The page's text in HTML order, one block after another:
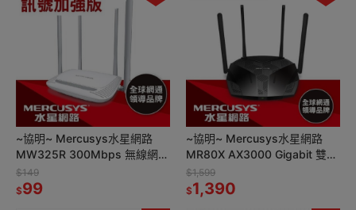
~協明~ Mercusys水星網路
MW325R 300Mbps 無線網路
wifi分享路由器
$149
$99
~協明~ Mercusys水星網路
MR80X AX3000 Gigabit 雙頻
WiFi 6 無線網路路由器
$1,599
$1,390